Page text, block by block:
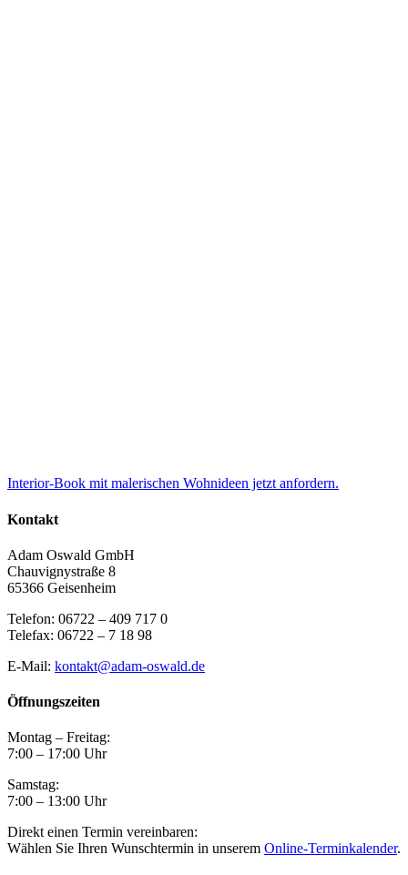
Interior-Book mit malerischen Wohnideen jetzt anfordern.
Kontakt
Adam Oswald GmbH
Chauvignystraße 8
65366 Geisenheim
Telefon: 06722 – 409 717 0
Telefax: 06722 – 7 18 98
E-Mail: kontakt@adam-oswald.de
Öffnungszeiten
Montag – Freitag:
7:00 – 17:00 Uhr
Samstag:
7:00 – 13:00 Uhr
Direkt einen Termin vereinbaren:
Wählen Sie Ihren Wunschtermin in unserem Online-Terminkalender.